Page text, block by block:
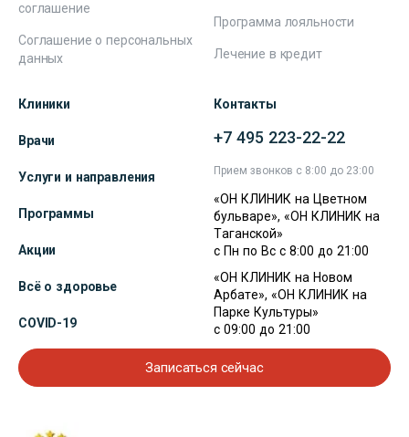
соглашение
Соглашение о персональных
данных
Программа лояльности
Лечение в кредит
Клиники
Врачи
Услуги и направления
Программы
Акции
Всё о здоровье
COVID-19
Контакты
+7 495 223-22-22
Прием звонков с 8:00 до 23:00
«ОН КЛИНИК на Цветном
бульваре», «ОН КЛИНИК на
Таганской»
с Пн по Вс с 8:00 до 21:00
«ОН КЛИНИК на Новом
Арбате», «ОН КЛИНИК на
Парке Культуры»
с 09:00 до 21:00
Записаться сейчас